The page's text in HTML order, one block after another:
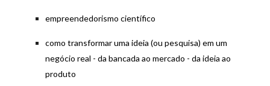
empreendedorismo científico
como transformar uma ideia (ou pesquisa) em um
negócio real - da bancada ao mercado - da ideia ao
produto